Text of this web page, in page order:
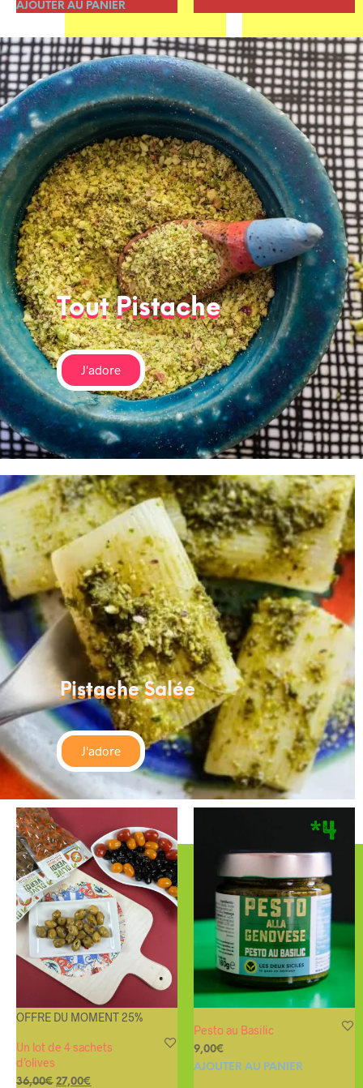
AJOUTER AU PANIER
Tout Pistache
J'adore
Pistache Salée
J'adore
OFFRE DU MOMENT 25%
Un lot de 4 sachets
d’olives
36,00€ 27,00€
Pesto au Basilic
9,00€
AJOUTER AU PANIER